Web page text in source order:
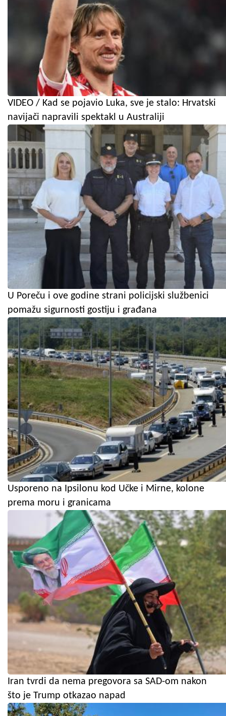
VIDEO / Kad se pojavio Luka, sve je stalo: Hrvatski
navijači napravili spektakl u Australiji
U Poreču i ove godine strani policijski službenici
pomažu sigurnosti gostiju i građana
Usporeno na Ipsilonu kod Učke i Mirne, kolone
prema moru i granicama
Iran tvrdi da nema pregovora sa SAD-om nakon
što je Trump otkazao napad